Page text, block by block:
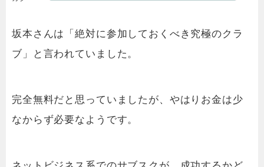
坂本さんは「絶対に参加しておくべき究極のクラ
ブ」と言われていました。
完全無料だと思っていましたが、やはりお金は少
なからず必要なようです。